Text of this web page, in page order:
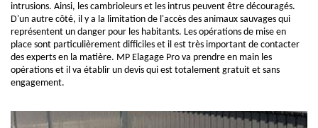
intrusions. Ainsi, les cambrioleurs et les intrus peuvent être découragés.
D'un autre côté, il y a la limitation de l'accès des animaux sauvages qui
représentent un danger pour les habitants. Les opérations de mise en
place sont particulièrement difficiles et il est très important de contacter
des experts en la matière. MP Elagage Pro va prendre en main les
opérations et il va établir un devis qui est totalement gratuit et sans
engagement.